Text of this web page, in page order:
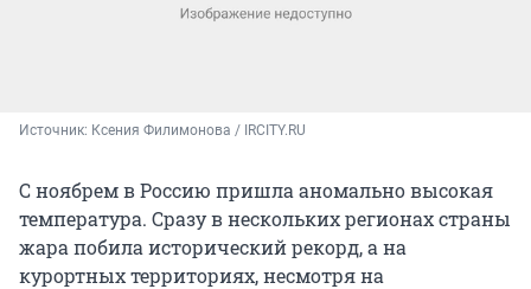
Источник: Ксения Филимонова / IRCITY.RU
С ноябрем в Россию пришла аномально высокая
температура. Сразу в нескольких регионах страны
жара побила исторический рекорд, а на
курортных территориях, несмотря на